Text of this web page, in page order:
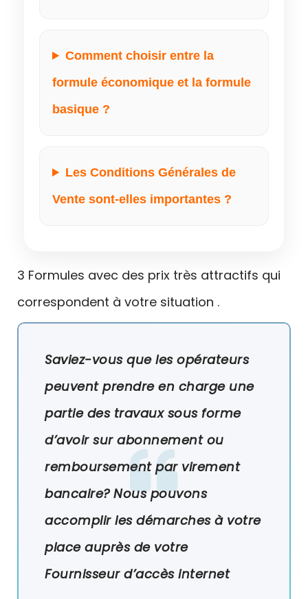
Comment choisir entre la
formule économique et la formule
basique ?
Les Conditions Générales de
Vente sont-elles importantes ?
3 Formules avec des prix très attractifs qui
correspondent à votre situation .
Saviez-vous que les opérateurs
peuvent prendre en charge une
partie des travaux sous forme
d’avoir sur abonnement ou
remboursement par virement
bancaire? Nous pouvons
accomplir les démarches à votre
place auprès de votre
Fournisseur d’accès internet